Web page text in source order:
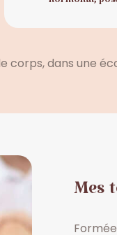
corps, dans une
Mes